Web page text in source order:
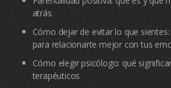
atrás
Cómo dejar de evitar lo que sientes:
para relacionarte mejor con tus
Cómo elegir psicólogo: qué
terapéuticos